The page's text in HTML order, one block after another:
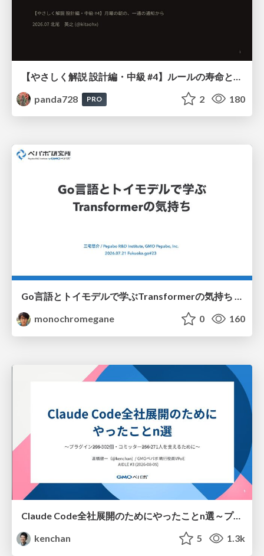
panda728
PRO 2 180
Go言語とトイモデルで学ぶTransformerの気持ち / fukuokago23-transformer
monochromegane
0 160
Claude Code全社展開のためにやったことn選～プラグイン302個・コミッター271人を支えるために～
kenchan
5 1.3k